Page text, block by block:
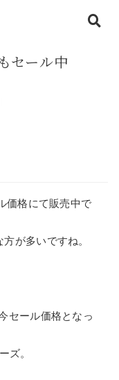
セール中
格にて販売中で
が多いですね。
セール価格となっ
ズ。